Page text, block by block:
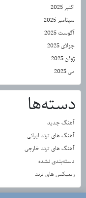
اکتبر 2025
سپتامبر 2025
آگوست 2025
جولای 2025
ژوئن 2025
می 2025
دسته‌ها
آهنگ جدید
آهنگ های ترند ایرانی
آهنگ های ترند خارجی
دسته‌بندی نشده
ریمیکس های ترند